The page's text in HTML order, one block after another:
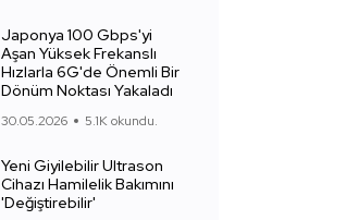
Japonya 100 Gbps'yi
Aşan Yüksek Frekanslı
Hızlarla 6G'de Önemli Bir
Dönüm Noktası Yakaladı
30.05.2026 5.1K okundu.
Yeni Giyilebilir Ultrason
Cihazı Hamilelik Bakımını
'Değiştirebilir'